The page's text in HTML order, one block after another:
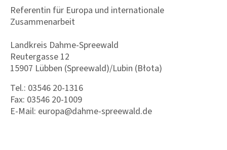
Referentin für Europa und internationale
Zusammenarbeit
Landkreis Dahme-Spreewald
Reutergasse 12
15907 Lübben (Spreewald)/Lubin (Błota)
Tel.: 03546 20-1316
Fax: 03546 20-1009
E-Mail: europa@dahme-spreewald.de